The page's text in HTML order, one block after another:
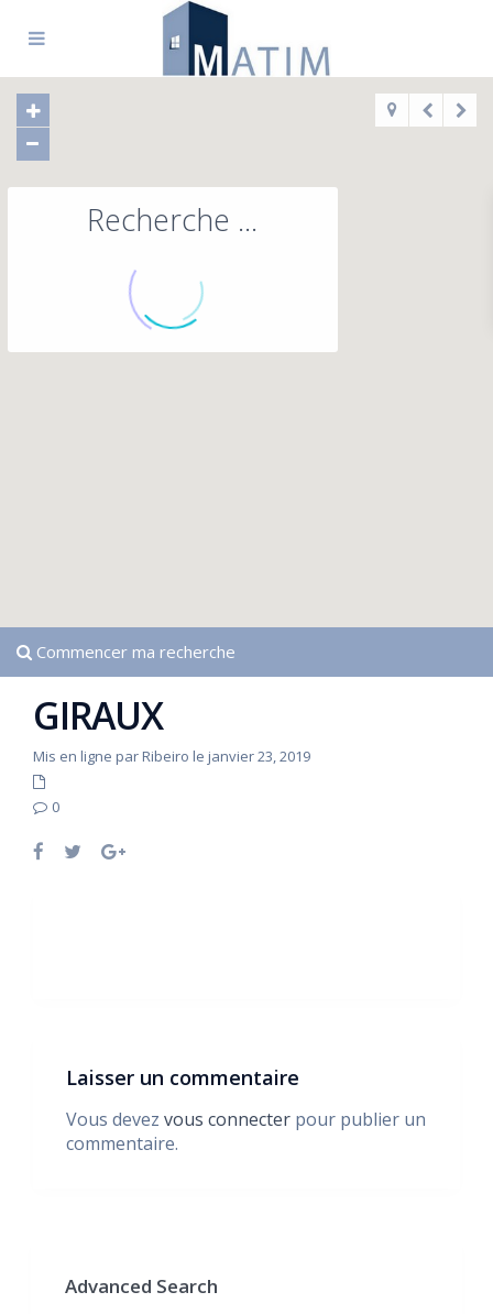
Recherche ...
Commencer ma recherche
GIRAUX
Mis en ligne par Ribeiro le janvier 23, 2019
0
Laisser un commentaire
Vous devez vous connecter pour publier un
commentaire.
Advanced Search